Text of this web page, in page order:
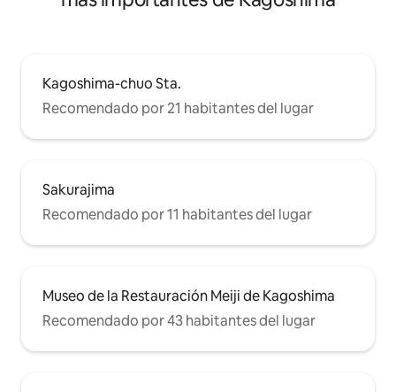
minutos a pie de un conbini abierto las 24
Kagoshima-chuo Sta.
Recomendado por 21 habitantes del lugar
Sakurajima
Recomendado por 11 habitantes del lugar
Museo de la Restauración Meiji de Kagoshima
Recomendado por 43 habitantes del lugar